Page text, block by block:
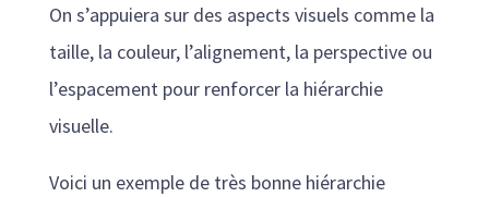
On s’appuiera sur des aspects visuels comme la
taille, la couleur, l’alignement, la perspective ou
l’espacement pour renforcer la hiérarchie
visuelle.
Voici un exemple de très bonne hiérarchie